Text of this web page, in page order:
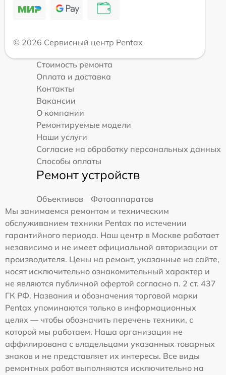
© 2026 Сервисный центр Pentax
Стоимость ремонта
Оплата и доставка
Контакты
Вакансии
О компании
Ремонтируемые модели
Наши услуги
Согласие на обработку персональных данных
Способы оплаты
Ремонт устройств
Объективов
Фотоаппаратов
Мы занимаемся ремонтом и техническим
обслуживанием техники Pentax по истечении
гарантийного периода. Наш центр в Москве работает
независимо и не имеет официальной авторизации от
производителя. Цены на ремонт, указанные на сайте,
носят исключительно ознакомительный характер и
не являются публичной офертой согласно п. 2 ст. 437
ГК РФ. Названия и обозначения торговой марки
Pentax упоминаются только в информационных
целях — чтобы обозначить перечень техники, с
которой мы работаем. Наша организация не
аффилирована с владельцами указанных товарных
знаков и не представляет их интересы. Все виды
ремонтных работ выполняются исключительно на